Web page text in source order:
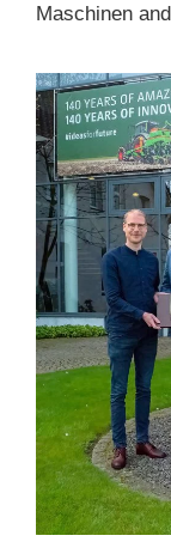
Maschinen